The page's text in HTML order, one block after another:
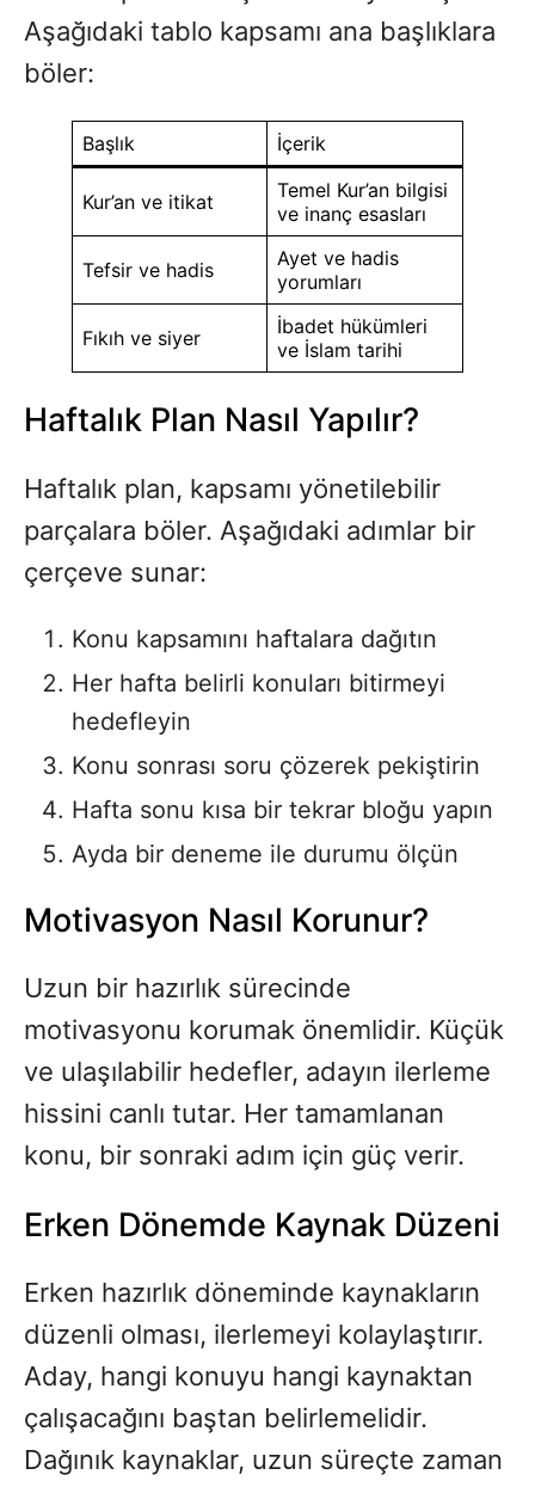
Aşağıdaki tablo kapsamı ana başlıklara
böler:
Başlık İçerik
Kur’an ve itikat
Temel Kur’an bilgisi
ve inanç esasları
Tefsir ve hadis
Ayet ve hadis
yorumları
Fıkıh ve siyer
İbadet hükümleri
ve İslam tarihi
Haftalık Plan Nasıl Yapılır?
Haftalık plan, kapsamı yönetilebilir
parçalara böler. Aşağıdaki adımlar bir
çerçeve sunar:
Konu kapsamını haftalara dağıtın
Her hafta belirli konuları bitirmeyi
hedefleyin
Konu sonrası soru çözerek pekiştirin
Hafta sonu kısa bir tekrar bloğu yapın
Ayda bir deneme ile durumu ölçün
Motivasyon Nasıl Korunur?
Uzun bir hazırlık sürecinde
motivasyonu korumak önemlidir. Küçük
ve ulaşılabilir hedefler, adayın ilerleme
hissini canlı tutar. Her tamamlanan
konu, bir sonraki adım için güç verir.
Erken Dönemde Kaynak Düzeni
Erken hazırlık döneminde kaynakların
düzenli olması, ilerlemeyi kolaylaştırır.
Aday, hangi konuyu hangi kaynaktan
çalışacağını baştan belirlemelidir.
Dağınık kaynaklar, uzun süreçte zaman